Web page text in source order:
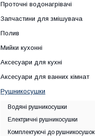
Проточні водонагрівачі
Запчастини для змішувача
Полив
Мийки кухонні
Аксесуари для кухні
Аксесуари для ванних кімнат
Рушникосушки
Водяні рушникосушки
Електричні рушникосушки
Комплектуючі до рушникосушок